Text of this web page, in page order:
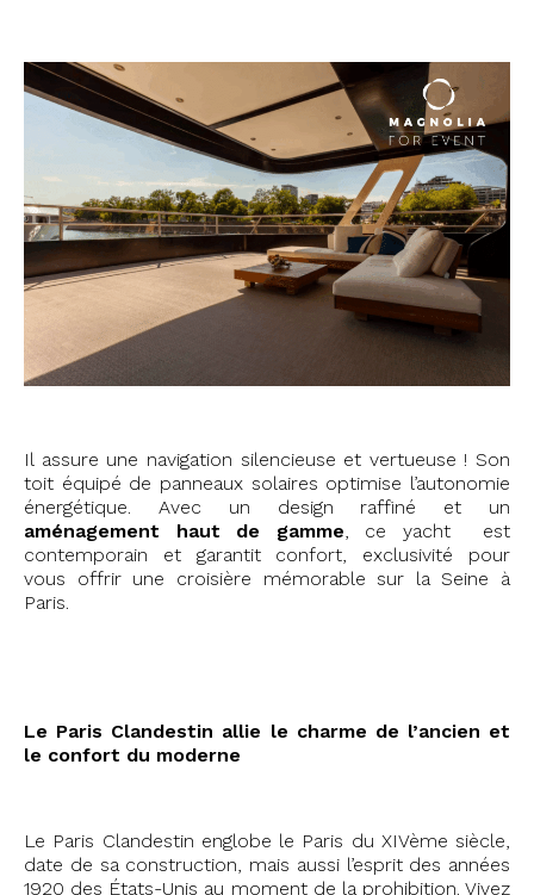
Il assure une navigation silencieuse et vertueuse ! Son
toit équipé de panneaux solaires optimise l’autonomie
énergétique. Avec un design raffiné et un
aménagement haut de gamme, ce yacht est
contemporain et garantit confort, exclusivité pour
vous offrir une croisière mémorable sur la Seine à
Paris.
Le Paris Clandestin allie le charme de l’ancien et
le confort du moderne
Le Paris Clandestin englobe le Paris du XIVème siècle,
date de sa construction, mais aussi l’esprit des années
1920 des États-Unis au moment de la prohibition. Vivez